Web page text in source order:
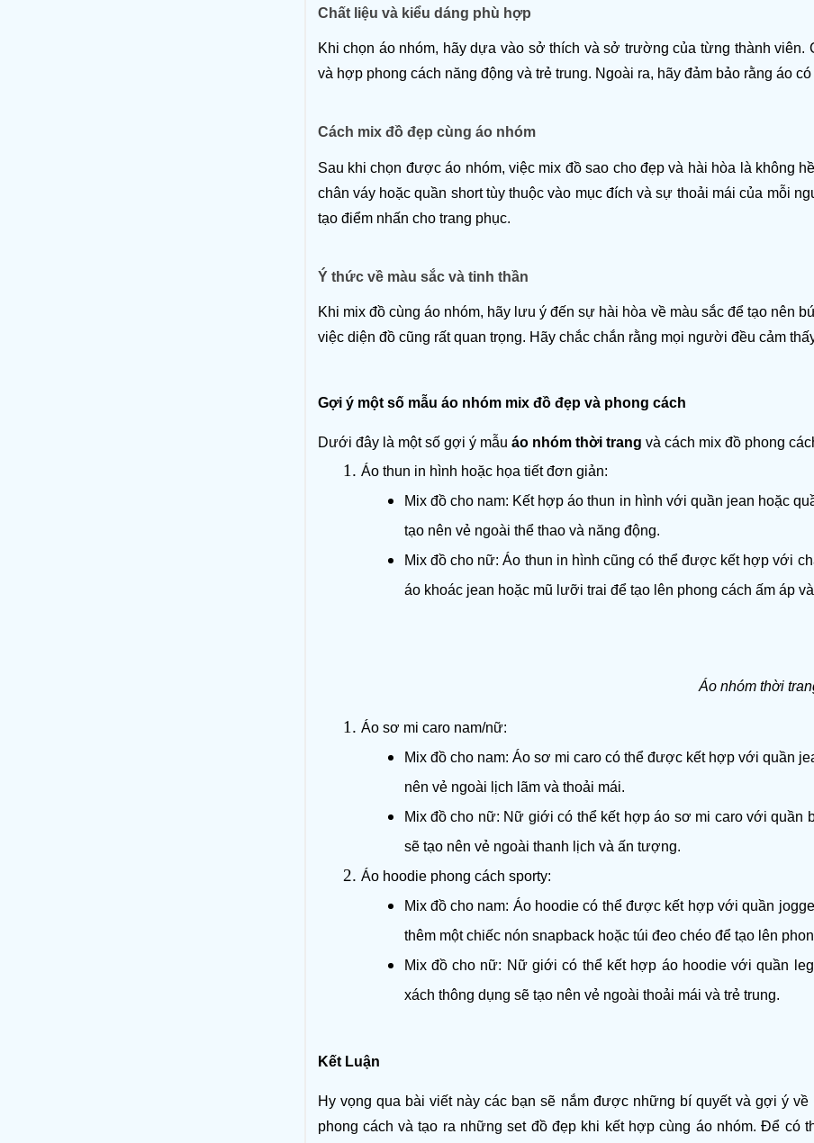
Chất liệu và kiểu dáng phù hợp
Khi chọn áo nhóm, hãy dựa vào sở thích và sở trường của từng thành
và hợp phong cách năng động và trẻ trung. Ngoài ra, hãy đảm bảo rằng áo
Cách mix đồ đẹp cùng áo nhóm
Sau khi chọn được áo nhóm, việc mix đồ sao cho đẹp và hài hòa là không
chân váy hoặc quần short tùy thuộc vào mục đích và sự thoải mái của mỗi
tạo điểm nhấn cho trang phục.
Ý thức về màu sắc và tinh thần
Khi mix đồ cùng áo nhóm, hãy lưu ý đến sự hài hòa về màu sắc để tạo nên
việc diện đồ cũng rất quan trọng. Hãy chắc chắn rằng mọi người đều cảm
Gợi ý một số mẫu áo nhóm mix đồ đẹp và phong cách
Dưới đây là một số gợi ý mẫu áo nhóm thời trang và cách mix đồ phong
Áo thun in hình hoặc họa tiết đơn giản:
Mix đồ cho nam: Kết hợp áo thun in hình với quần jean hoặc
tạo nên vẻ ngoài thể thao và năng động.
Mix đồ cho nữ: Áo thun in hình cũng có thể được kết hợp với
áo khoác jean hoặc mũ lưỡi trai để tạo lên phong cách ấm áp
Áo nhóm thời
Áo sơ mi caro nam/nữ:
Mix đồ cho nam: Áo sơ mi caro có thể được kết hợp với quần
nên vẻ ngoài lịch lãm và thoải mái.
Mix đồ cho nữ: Nữ giới có thể kết hợp áo sơ mi caro với quần
sẽ tạo nên vẻ ngoài thanh lịch và ấn tượng.
Áo hoodie phong cách sporty:
Mix đồ cho nam: Áo hoodie có thể được kết hợp với quần
thêm một chiếc nón snapback hoặc túi đeo chéo để tạo lên
Mix đồ cho nữ: Nữ giới có thể kết hợp áo hoodie với quần
xách thông dụng sẽ tạo nên vẻ ngoài thoải mái và trẻ trung.
Kết Luận
Hy vọng qua bài viết này các bạn sẽ nắm được những bí quyết và gợi ý
phong cách và tạo ra những set đồ đẹp khi kết hợp cùng áo nhóm. Để có